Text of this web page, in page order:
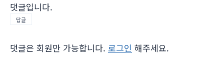
댓글입니다.
답글
댓글은 회원만 가능합니다. 로그인 해주세요.